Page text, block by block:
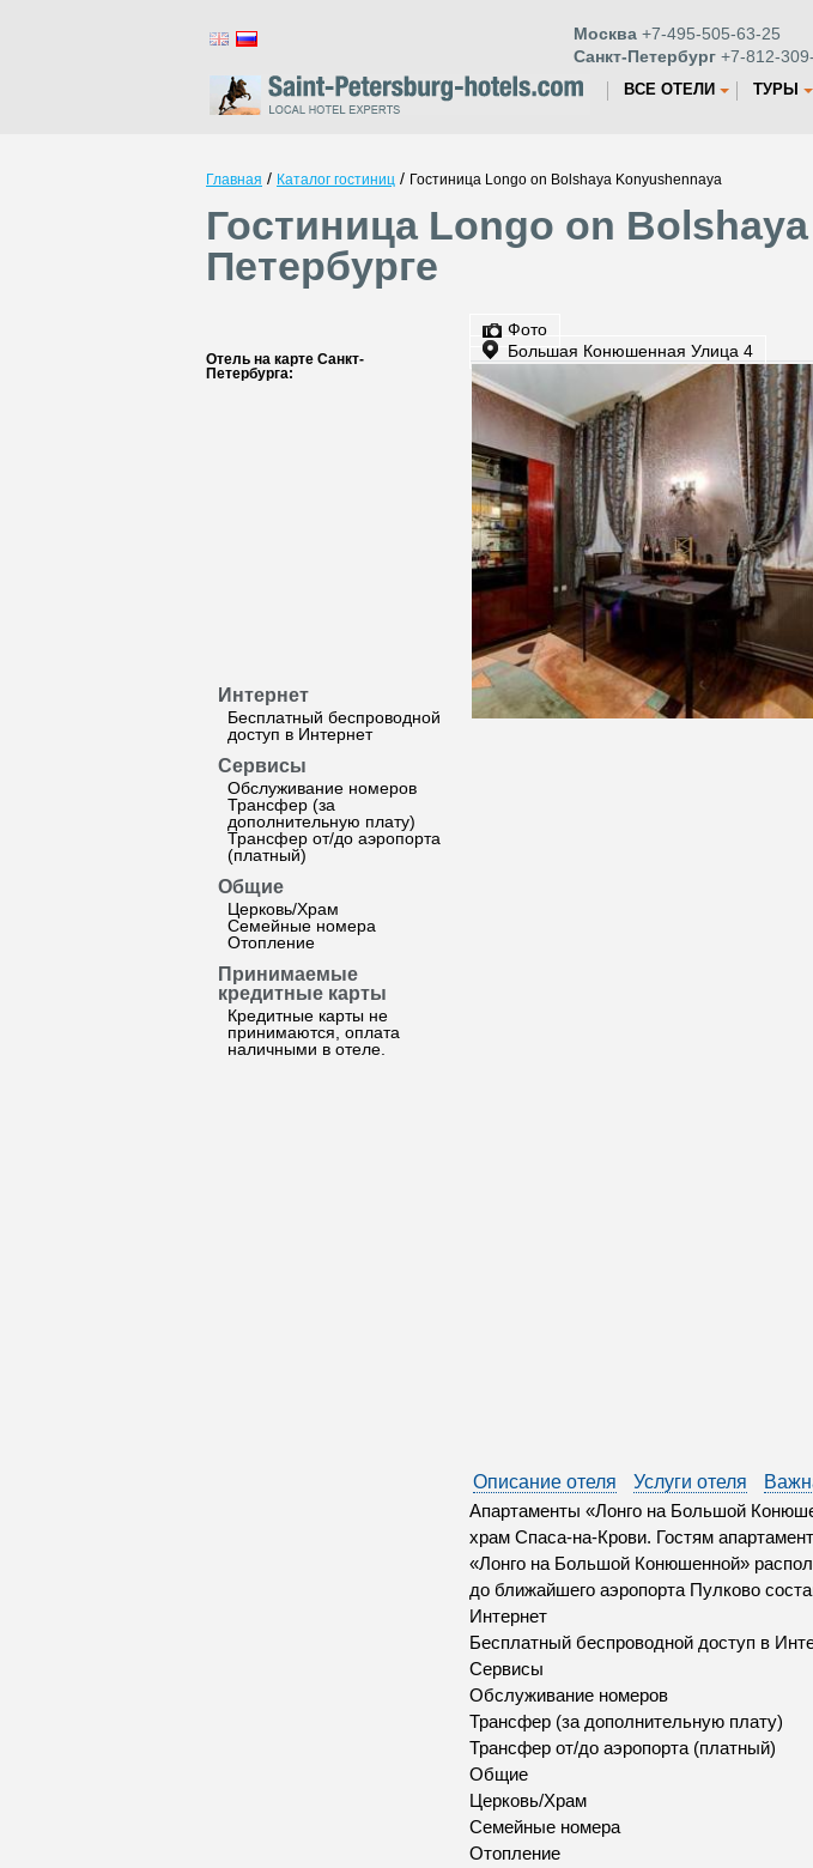
Москва +7-495-505-63-25
Санкт-Петербург +7-812-
ВСЕ ОТЕЛИ ТУРЫ
Главная / Каталог гостиниц / Гостиница Longo on Bolshaya Konyushennaya
Гостиница Longo on
Петербурге
Отель на карте Санкт-
Петербурга:
Интернет
Бесплатный беспроводной
доступ в Интернет
Сервисы
Обслуживание номеров
Трансфер (за
дополнительную плату)
Трансфер от/до аэропорта
(платный)
Общие
Церковь/Храм
Семейные номера
Отопление
Принимаемые
кредитные карты
Кредитные карты не
принимаются, оплата
наличными в отеле.
Фото
Большая Конюшенная Улица 4
Описание отеля Услуги отеля
Апартаменты «Лонго на Большой
храм Спаса-на-Крови. Гостям
«Лонго на Большой Конюшенной»
до ближайшего аэропорта Пулково
Интернет
Бесплатный беспроводной доступ в
Сервисы
Обслуживание номеров
Трансфер (за дополнительную плату)
Трансфер от/до аэропорта (платный)
Общие
Церковь/Храм
Семейные номера
Отопление